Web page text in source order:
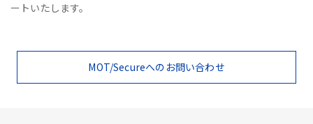
ートいたします。
MOT/Secureへのお問い合わせ